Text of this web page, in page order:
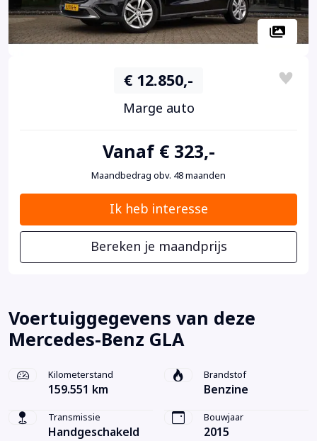
€ 12.850,-
Marge auto
Vanaf € 323,-
Maandbedrag obv. 48 maanden
Ik heb interesse
Bereken je maandprijs
Voertuiggegevens van deze
Mercedes-Benz GLA
Kilometerstand
159.551 km
Brandstof
Benzine
Transmissie
Handgeschakeld
Bouwjaar
2015